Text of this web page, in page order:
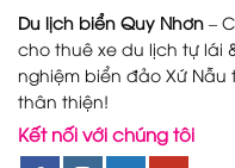
Du lịch biển Quy Nhơn –
cho thuê xe du lịch tự lái
nghiệm biển đảo Xứ
thân thiện!
Kết nối với chúng tôi